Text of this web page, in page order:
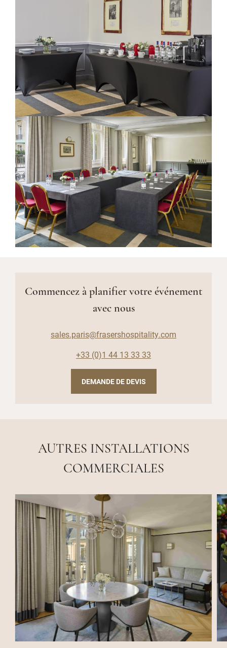
Commencez à planifier votre événement
avec nous
sales.paris@frasershospitality.com
+33 (0)1 44 13 33 33
DEMANDE DE DEVIS
AUTRES INSTALLATIONS
COMMERCIALES